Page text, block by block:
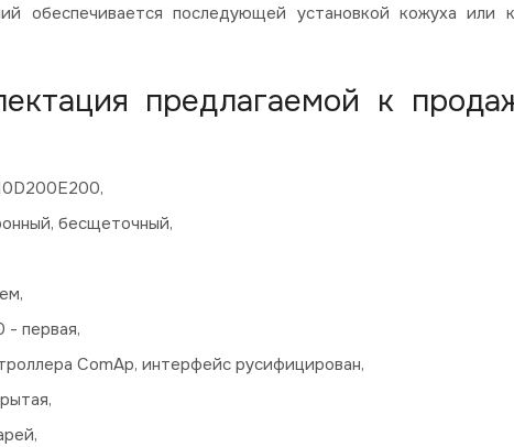
обеспечивается последующей установкой кожуха или
предлагаемой к
бесщеточный,
- первая,
ComAp, интерфейс русифицирован,